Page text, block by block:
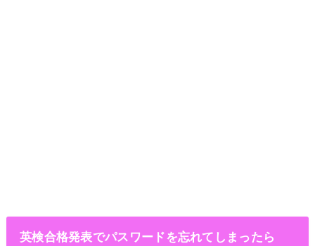
英検合格発表でパスワードを忘れてしまったら